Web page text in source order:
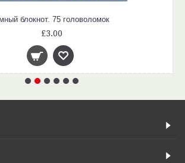
блокнот. 75 головоломок
£3.00